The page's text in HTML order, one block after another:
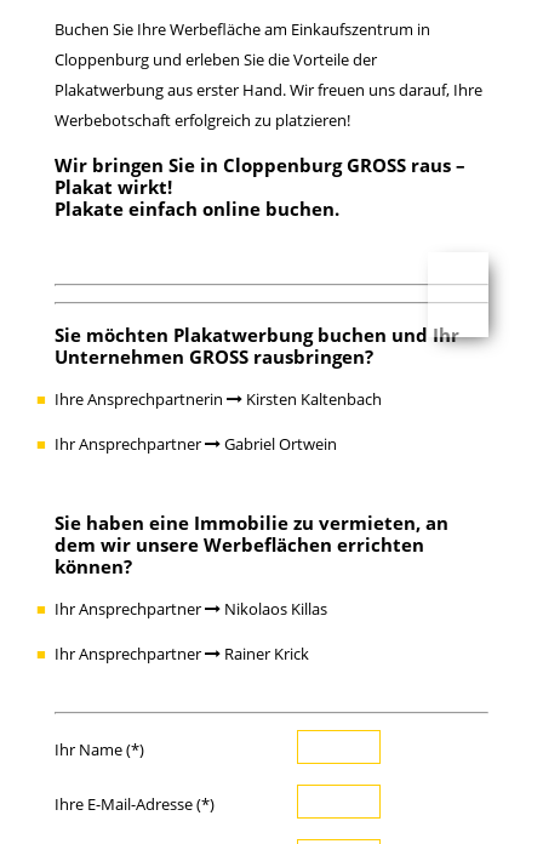
Buchen Sie Ihre Werbefläche am Einkaufszentrum in
Cloppenburg und erleben Sie die Vorteile der
Plakatwerbung aus erster Hand. Wir freuen uns darauf, Ihre
Werbebotschaft erfolgreich zu platzieren!
Wir bringen Sie in Cloppenburg GROSS raus –
Plakat wirkt!
Plakate einfach online buchen.
Sie möchten Plakatwerbung buchen und Ihr
Unternehmen GROSS rausbringen?
Ihre Ansprechpartnerin Kirsten Kaltenbach
Ihr Ansprechpartner Gabriel Ortwein
Sie haben eine Immobilie zu vermieten, an
dem wir unsere Werbeflächen errichten
können?
Ihr Ansprechpartner Nikolaos Killas
Ihr Ansprechpartner Rainer Krick
Ihr Name (*)
Ihre E-Mail-Adresse (*)